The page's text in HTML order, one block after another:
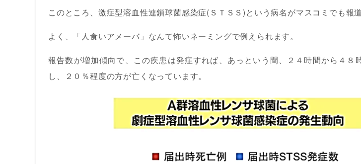
このところ、激症型溶血性連鎖球菌感染症(ＳＴＳＳ)という病名がマスコミでも報
よく、「人食いアメーバ」なんて怖いネーミングで例えられます。
報告数が増加傾向で、この疾患は発症すれば、あっという間、２４時間から４８
し、２０％程度の方が亡くなっています。